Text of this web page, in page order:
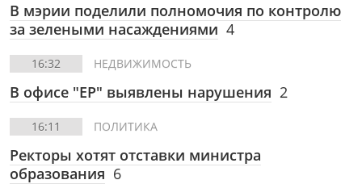
В мэрии поделили полномочия по контролю
за зелеными насаждениями 4
16:32 НЕДВИЖИМОСТЬ
В офисе "ЕР" выявлены нарушения 2
16:11 ПОЛИТИКА
Ректоры хотят отставки министра
образования 6